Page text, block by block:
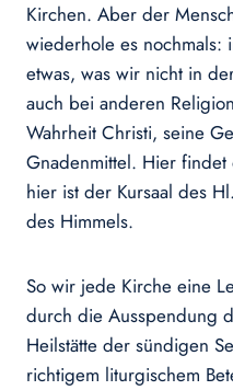
Kirchen. Aber der
wiederhole es
etwas, was wir nicht in
auch bei anderen
Wahrheit Christi, seine
Gnadenmittel. Hier
hier ist der Kursaal des
des Himmels.
So wir jede Kirche eine
durch die Ausspendung
Heilstätte der sündigen
richtigem liturgischem